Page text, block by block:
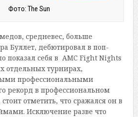
Фото: The Sun
средневес, больше
Буллет, дебютировал в поп-
показал себя в AMC Fight Nights
отдельных турнирах,
профессиональными
рекорд в профессиональном
отметить, что сражался он в
Исключение разве что